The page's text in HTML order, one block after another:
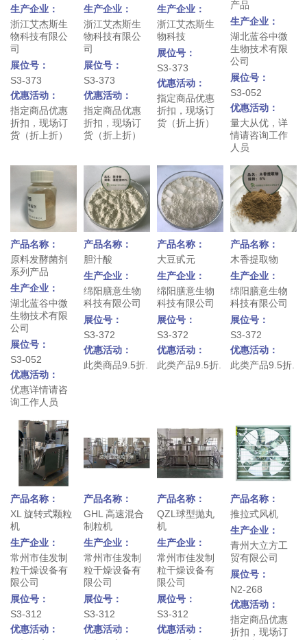
生产企业：
浙江艾杰斯生
物科技有限公
司
展位号：
S3-373
优惠活动：
指定商品优惠
折扣，现场订
货（折上折）
生产企业：
浙江艾杰斯生
物科技有限公
司
展位号：
S3-373
优惠活动：
指定商品优惠
折扣，现场订
货（折上折）
生产企业：
浙江艾杰斯生
物科技
展位号：
S3-373
优惠活动：
指定商品优惠
折扣，现场订
货（折上折）
产品
生产企业：
湖北蓝谷中微
生物技术有限
公司
展位号：
S3-052
优惠活动：
量大从优，详
情请咨询工作
人员
产品名称：
原料发酵菌剂
系列产品
生产企业：
湖北蓝谷中微
生物技术有限
公司
展位号：
S3-052
优惠活动：
优惠详情请咨
询工作人员
产品名称：
胆汁酸
生产企业：
绵阳膳意生物
科技有限公司
展位号：
S3-372
优惠活动：
此类商品9.5折.
产品名称：
大豆甙元
生产企业：
绵阳膳意生物
科技有限公司
展位号：
S3-372
优惠活动：
此类产品9.5折.
产品名称：
木香提取物
生产企业：
绵阳膳意生物
科技有限公司
展位号：
S3-372
优惠活动：
此类产品9.5折.
产品名称：
XL 旋转式颗粒
机
生产企业：
常州市佳发制
粒干燥设备有
限公司
展位号：
S3-312
优惠活动：
产品名称：
GHL 高速混合
制粒机
生产企业：
常州市佳发制
粒干燥设备有
限公司
展位号：
S3-312
优惠活动：
产品名称：
QZL球型抛丸
机
生产企业：
常州市佳发制
粒干燥设备有
限公司
展位号：
S3-312
优惠活动：
产品名称：
推拉式风机
生产企业：
青州大立方工
贸有限公司
展位号：
N2-268
优惠活动：
指定商品优惠
折扣，现场订